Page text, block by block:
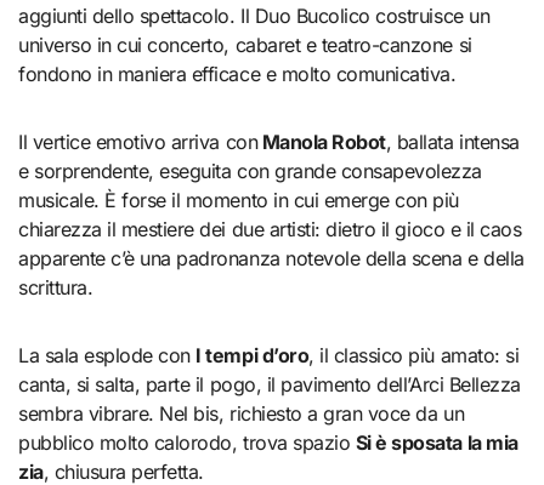
aggiunti dello spettacolo. Il Duo Bucolico costruisce un
universo in cui concerto, cabaret e teatro-canzone si
fondono in maniera efficace e molto comunicativa.
Il vertice emotivo arriva conManola Robot, ballata intensa
e sorprendente, eseguita con grande consapevolezza
musicale. È forse il momento in cui emerge con più
chiarezza il mestiere dei due artisti: dietro il gioco e il caos
apparente c’è una padronanza notevole della scena e della
scrittura.
La sala esplode con I tempi d’oro, il classico più amato: si
canta, si salta, parte il pogo, il pavimento dell’Arci Bellezza
sembra vibrare. Nel bis, richiesto a gran voce da un
pubblico molto calorodo, trova spazio Si è sposata la mia
zia, chiusura perfetta.